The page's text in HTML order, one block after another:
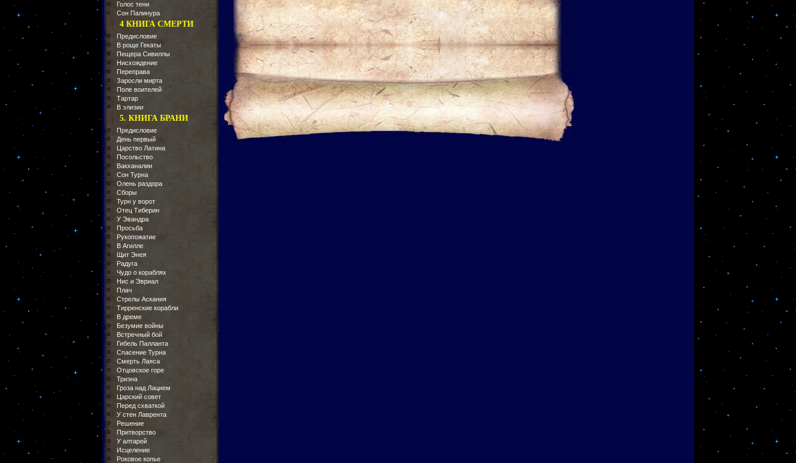
Голос тени
Сон Палинура
4 КНИГА СМЕРТИ
Предисловие
В роще Гекаты
Пещера Сивиллы
Нисхождение
Переправа
Заросли мирта
Поле воителей
Тартар
В элизии
5. КНИГА БРАНИ
Предисловие
День первый
Царство Латина
Посольство
Вакханалии
Сон Турна
Олень раздора
Сборы
Турн у ворот
Отец Тиберин
У Эвандра
Просьба
Рукопожатие
В Агилле
Щит Энея
Радуга
Чудо о кораблях
Нис и Эвриал
Плач
Стрелы Аскания
Тирренские корабли
В дреме
Безумие войны
Встречный бой
Гибель Палланта
Спасение Турна
Смерть Лаяса
Отцовское горе
Тризна
Гроза над Лацием
Царский совет
Перед схваткой
У стен Лаврента
Решение
Притворство
У алтарей
Исцеление
Роковое копье